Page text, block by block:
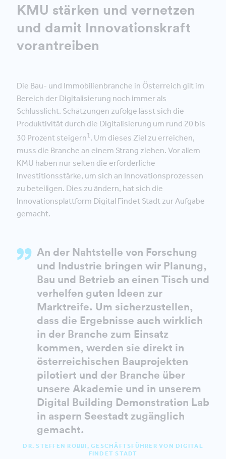
KMU stärken und vernetzen
und damit Innovationskraft
vorantreiben
Die Bau- und Immobilienbranche in Österreich gilt im
Bereich der Digitalisierung noch immer als
Schlusslicht. Schätzungen zufolge lässt sich die
Produktivität durch die Digitalisierung um rund 20 bis
30 Prozent steigern1 . Um dieses Ziel zu erreichen,
muss die Branche an einem Strang ziehen. Vor allem
KMU haben nur selten die erforderliche
Investitionsstärke, um sich an Innovationsprozessen
zu beteiligen. Dies zu ändern, hat sich die
Innovationsplattform Digital Findet Stadt zur Aufgabe
gemacht.
An der Nahtstelle von Forschung
und Industrie bringen wir Planung,
Bau und Betrieb an einen Tisch und
verhelfen guten Ideen zur
Marktreife. Um sicherzustellen,
dass die Ergebnisse auch wirklich
in der Branche zum Einsatz
kommen, werden sie direkt in
österreichischen Bauprojekten
pilotiert und der Branche über
unsere Akademie und in unserem
Digital Building Demonstration Lab
in aspern Seestadt zugänglich
gemacht.
DR. STEFFEN ROBBI, GESCHÄFTSFÜHRER VON DIGITAL
FINDET STADT